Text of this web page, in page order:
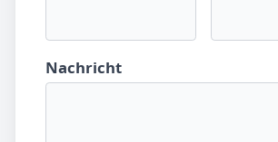
Nachricht